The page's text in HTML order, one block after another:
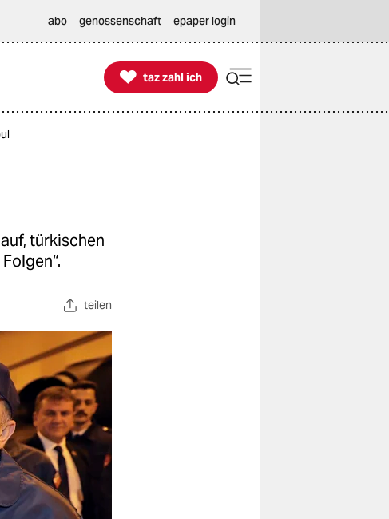
abo genossenschaft epaper login

taz zahl ich
taz zahl ich
türkischen
teilen